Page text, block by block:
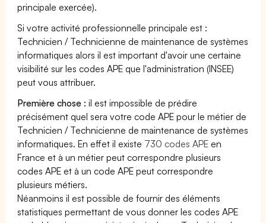
principale exercée).
Si votre activité professionnelle principale est :
Technicien / Technicienne de maintenance de systèmes
informatiques alors il est important d'avoir une certaine
visibilité sur les codes APE que l'administration (INSEE)
peut vous attribuer.
Première chose : il est impossible de prédire
précisément quel sera votre code APE pour le métier de
Technicien / Technicienne de maintenance de systèmes
informatiques. En effet il existe 730 codes APE en
France et à un métier peut correspondre plusieurs
codes APE et à un code APE peut correspondre
plusieurs métiers.
Néanmoins il est possible de fournir des éléments
statistiques permettant de vous donner les codes APE